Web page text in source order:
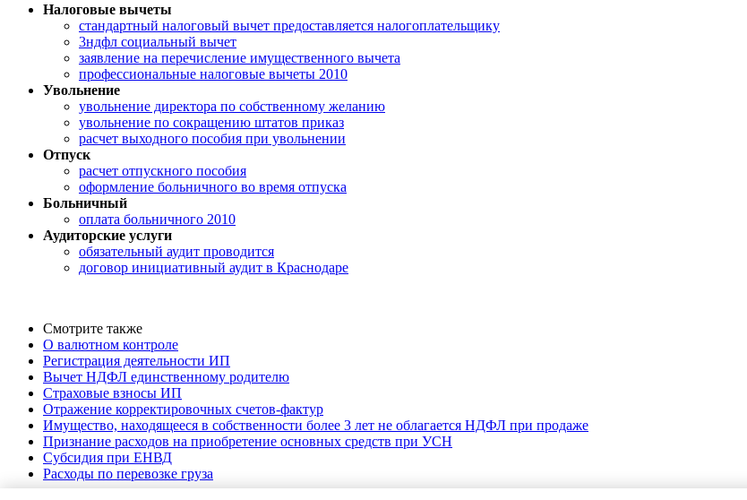
Налоговые вычеты
стандартный налоговый вычет предоставляется налогоплательщику
3ндфл социальный вычет
заявление на перечисление имущественного вычета
профессиональные налоговые вычеты 2010
Увольнение
увольнение директора по собственному желанию
увольнение по сокращению штатов приказ
расчет выходного пособия при увольнении
Отпуск
расчет отпускного пособия
оформление больничного во время отпуска
Больничный
оплата больничного 2010
Аудиторские услуги
обязательный аудит проводится
договор инициативный аудит в Краснодаре
Смотрите также
О валютном контроле
Регистрация деятельности ИП
Вычет НДФЛ единственному родителю
Страховые взносы ИП
Отражение корректировочных счетов-фактур
Имущество, находящееся в собственности более 3 лет не облагается НДФЛ при продаже
Признание расходов на приобретение основных средств при УСН
Субсидия при ЕНВД
Расходы по перевозке груза